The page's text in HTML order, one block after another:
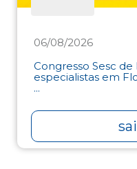
06/08/2026
Congresso Sesc
especialistas em
...